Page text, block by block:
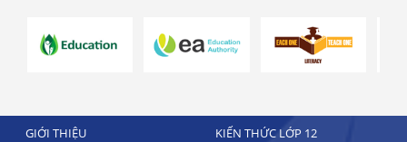
GIỚI THIỆU KIẾN THỨC LỚP 12